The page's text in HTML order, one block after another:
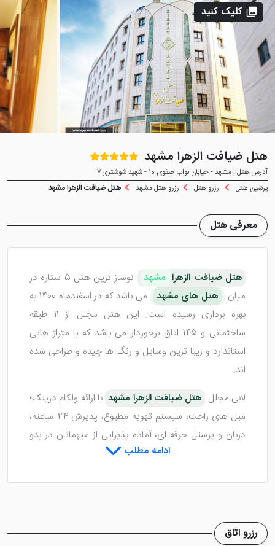
هتل ضیافت الزهرا مشهد
آدرس هتل : مشهد - خیابان نواب صفوی 10 - شهید شوشتری7
پرشین هتل
رزرو هتل رزرو هتل مشهد هتل ضیافت الزهرا مشهد
کلیک کنید
معرفی هتل
هتل ضیافت الزهرا مشهد
نوساز ترین هتل 5 ستاره در
میان
هتل های مشهد
می باشد که در اسفندماه 1400 به
بهره برداری رسیده است. این هتل مجلل از 11 طبقه
ساختمانی و 145 اتاق برخوردار می باشد که با متراژ هایی
استاندارد و زیبا ترین وسایل و رنگ ها چیده و طراحی شده
اند.
لابی مجلل هتل ضیافت الزهرا مشهد با ارائه ولکام درینک؛
مبل های راحت، سیستم تهویه مطبوع، پذیرش 24 ساعته،
دربان و پرسنل حرفه ای، آماده پذیرایی از میهمانان در بدو
ورود به این هتل مجلل خواهد بود. مهم ترین ویژگی این
اتاق های هتل ضیافت الزهرا مشهد
ادامه مطلب
رزرو اتاق